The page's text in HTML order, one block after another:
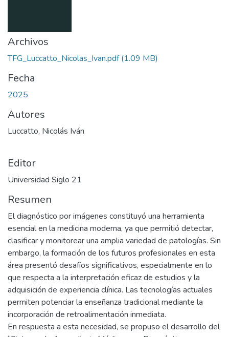
Archivos
TFG_Luccatto_Nicolas_Ivan.pdf(1.09 MB)
Fecha
2025
Autores
Luccatto, Nicolás Iván
Editor
Universidad Siglo 21
Resumen
El diagnóstico por imágenes constituyó una herramienta
esencial en la medicina moderna, ya que permitió detectar,
clasificar y monitorear una amplia variedad de patologías. Sin
embargo, la formación de los futuros profesionales en esta
área presentó desafíos significativos, especialmente en lo
que respecta a la interpretación eficaz de estudios y la
adquisición de experiencia clínica. Las tecnologías actuales
permiten potenciar la enseñanza tradicional mediante la
incorporación de retroalimentación inmediata.
En respuesta a esta necesidad, se propuso el desarrollo del